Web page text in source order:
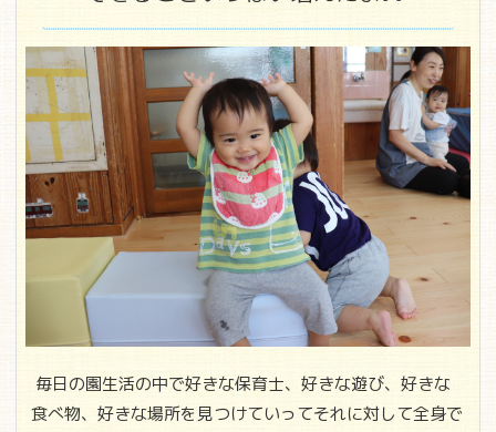
毎日の園生活の中で好きな保育士、好きな遊び、好きな
食べ物、好きな場所を見つけていってそれに対して全身で